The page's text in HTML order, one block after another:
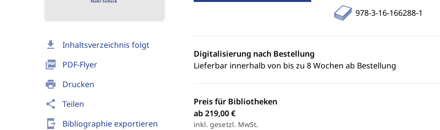
download Inhaltsverzeichnis folgt
picture_as_pdf PDF-Flyer
print Drucken
share Teilen
send_to_mobile Bibliographie exportieren
978-3-16-166288-1
Digitalisierung nach Bestellung
Lieferbar innerhalb von bis zu 8 Wochen ab Bestellung
Preis für Bibliotheken
ab 219,00 €
inkl. gesetzl. MwSt.